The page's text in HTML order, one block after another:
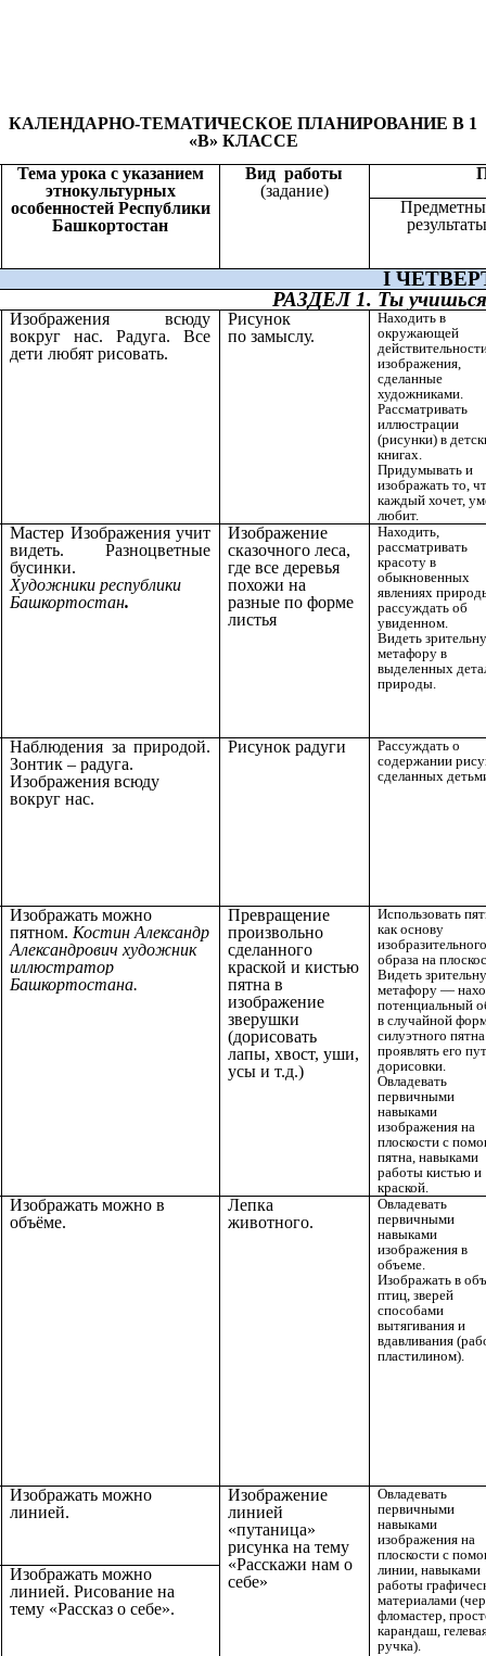
КАЛЕНДАРНО-ТЕМАТИЧЕСКОЕ ПЛАНИРОВАНИЕ В 1
«В» КЛАССЕ
Тема урока с указанием
этнокультурных
особенностей Республики
Башкортостан
Вид работы
(задание)
I
РАЗДЕЛ 1. Ты
Изображения всюду
вокруг нас. Радуга. Все
дети любят рисовать.
Рисунок
по замыслу.
Находить в
окружающей
изображения,
сделанные
художниками.
Рассматривать
иллюстрации
(рисунки) в
книгах.
Придумывать и
изображать то,
каждый хочет,
любит.
Мастер Изображения учит
видеть. Разноцветные
бусинки.
Художники республики
Башкортостан.
Изображение
сказочного леса,
где все деревья
похожи на
разные по форме
листья
Находить,
рассматривать
красоту в
обыкновенных
явлениях
рассуждать об
увиденном.
Видеть
метафору в
выделенных
природы.
Наблюдения за природой.
Зонтик – радуга.
Изображения всюду
вокруг нас.
Рисунок радуги
Рассуждать о
содержании
сделанных
Изображать можно
пятном. Костин Александр
Александрович художник
иллюстратор
Башкортостана.
Превращение
произвольно
сделанного
краской и кистью
пятна в
изображение
зверушки
(дорисовать
лапы, хвост, уши,
усы и т.д.)
Использовать
как основу
изобразительного
образа на
Видеть
метафору —
потенциальный
в случайной
силуэтного
проявлять его
дорисовки.
Овладевать
первичными
навыками
изображения на
плоскости с
пятна, навыками
работы кистью и
краской.
Изображать можно в
объёме.
Лепка
животного.
Овладевать
первичными
навыками
изображения в
объеме.
Изображать в
птиц, зверей
способами
вытягивания и
вдавливания
пластилином).
Изображать можно
линией.
Изображение
линией
«путаница»
рисунка на тему
«Расскажи нам о
себе»
Овладевать
первичными
навыками
изображения на
плоскости с
линии, навыками
работы
материалами
фломастер,
карандаш,
ручка).
Изображать можно
линией. Рисование на
тему «Рассказ о себе».